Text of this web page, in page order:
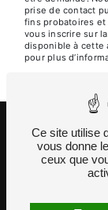
prise de contact
fins probatoires
vous inscrire sur
disponible à cette
pour plus
©Vistalid
Ce site utilise
vous donne
ceux que